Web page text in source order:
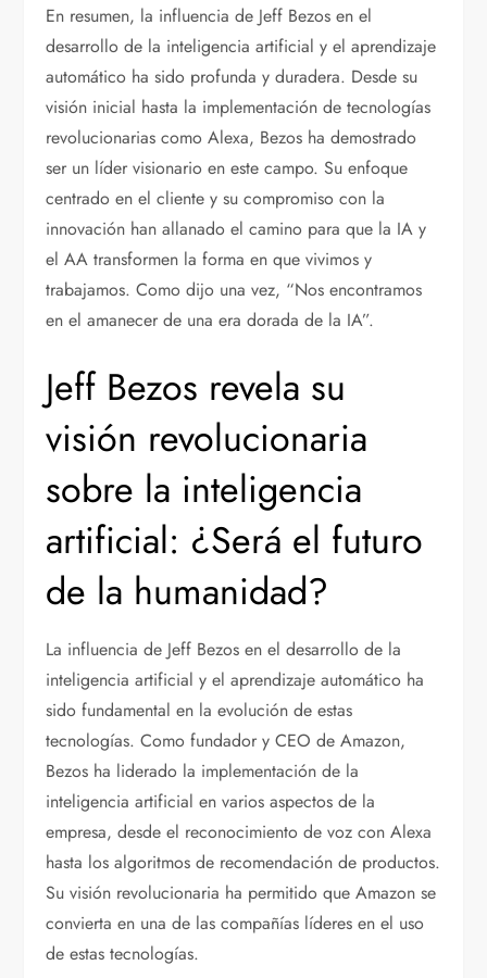
En resumen, la influencia de Jeff Bezos en el
desarrollo de la inteligencia artificial y el aprendizaje
automático ha sido profunda y duradera. Desde su
visión inicial hasta la implementación de tecnologías
revolucionarias como Alexa, Bezos ha demostrado
ser un líder visionario en este campo. Su enfoque
centrado en el cliente y su compromiso con la
innovación han allanado el camino para que la IA y
el AA transformen la forma en que vivimos y
trabajamos. Como dijo una vez, “Nos encontramos
en el amanecer de una era dorada de la IA”.
Jeff Bezos revela su
visión revolucionaria
sobre la inteligencia
artificial: ¿Será el futuro
de la humanidad?
La influencia de Jeff Bezos en el desarrollo de la
inteligencia artificial y el aprendizaje automático ha
sido fundamental en la evolución de estas
tecnologías. Como fundador y CEO de Amazon,
Bezos ha liderado la implementación de la
inteligencia artificial en varios aspectos de la
empresa, desde el reconocimiento de voz con Alexa
hasta los algoritmos de recomendación de productos.
Su visión revolucionaria ha permitido que Amazon se
convierta en una de las compañías líderes en el uso
de estas tecnologías.